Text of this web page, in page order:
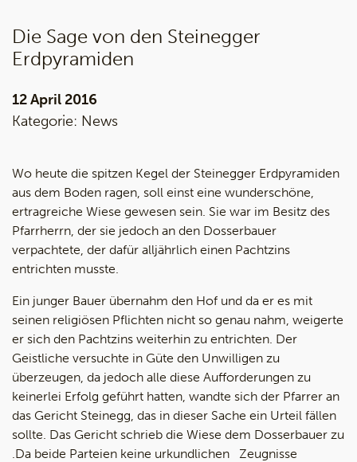
Die Sage von den Steinegger
Erdpyramiden
12 April 2016
Kategorie: News
Wo heute die spitzen Kegel der Steinegger Erdpyramiden
aus dem Boden ragen, soll einst eine wunderschöne,
ertragreiche Wiese gewesen sein. Sie war im Besitz des
Pfarrherrn, der sie jedoch an den Dosserbauer
verpachtete, der dafür alljährlich einen Pachtzins
entrichten musste.
Ein junger Bauer übernahm den Hof und da er es mit
seinen religiösen Pflichten nicht so genau nahm, weigerte
er sich den Pachtzins weiterhin zu entrichten. Der
Geistliche versuchte in Güte den Unwilligen zu
überzeugen, da jedoch alle diese Aufforderungen zu
keinerlei Erfolg geführt hatten, wandte sich der Pfarrer an
das Gericht Steinegg, das in dieser Sache ein Urteil fällen
sollte. Das Gericht schrieb die Wiese dem Dosserbauer zu
.Da beide Parteien keine urkundlichen Zeugnisse